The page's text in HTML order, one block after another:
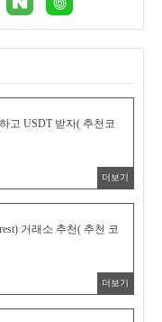
고 USDT 받자( 추천코
더보기
거래소 추천( 추천 코
더보기